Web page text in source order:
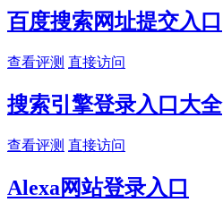
百度搜索网址提交入口
查看评测 直接访问
搜索引擎登录入口大全
查看评测 直接访问
Alexa网站登录入口